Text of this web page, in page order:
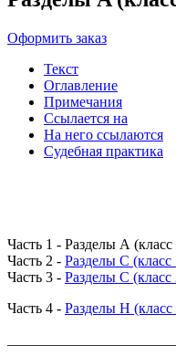
Оформить заказ
Текст
Оглавление
Примечания
Ссылается на
На него ссылаются
Судебная практика
Часть 1 - Разделы А
Часть 2 - Разделы С
Часть 3 - Разделы С (класс
Часть 4 - Разделы H